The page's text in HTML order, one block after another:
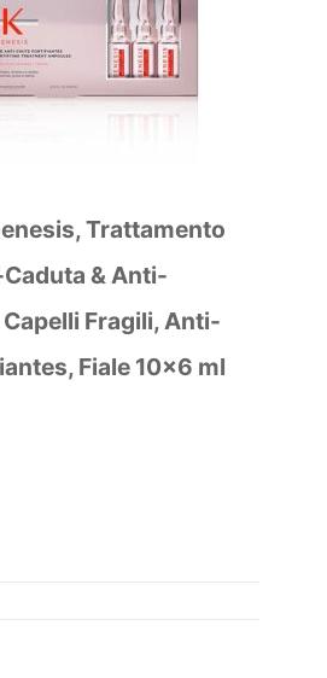
Trattamento
& Anti-
Fragili, Anti-
Fiale 10×6 ml